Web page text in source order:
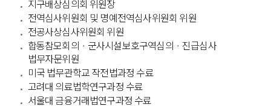
지구배상심의회 위원장
전역심사위원회 및 명예전역심사위원회 위원
전공사상심사위원회 위원
합동참모회의ㆍ군사시설보호구역심의ㆍ진급심사
법무자문위원
미국 법무관학교 작전법과정 수료
고려대 의료법학연구과정 수료
서울대 금융거래법연구과정 수료